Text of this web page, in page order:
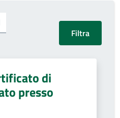
di
presso